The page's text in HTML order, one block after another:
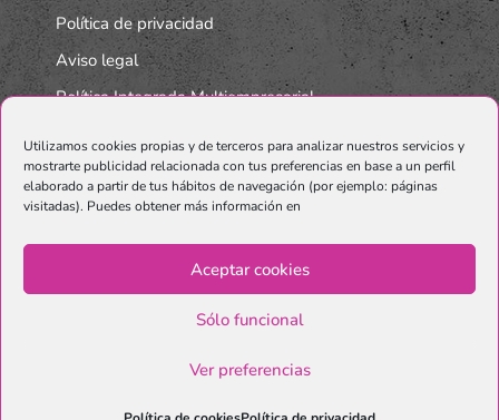
Utilizamos cookies propias y de terceros para analizar nuestros servicios y
mostrarte publicidad relacionada con tus preferencias en base a un perfil
elaborado a partir de tus hábitos de navegación (por ejemplo: páginas
visitadas). Puedes obtener más información en
Aceptar cookies
Sólo funcional
Ver preferencias
Política de privacidad
Aviso legal
Política Integrada Multiempresarial
Graphenano.